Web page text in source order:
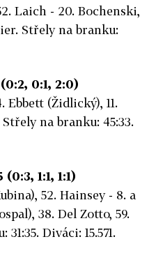
Laich - 20. Bochenski,
Střely na branku:
0:1, 2:0)
Ebbett (Židlický), 11.
na branku: 45:33.
1:1, 1:1)
52. Hainsey - 8. a
38. Del Zotto, 59.
Diváci: 15.571.